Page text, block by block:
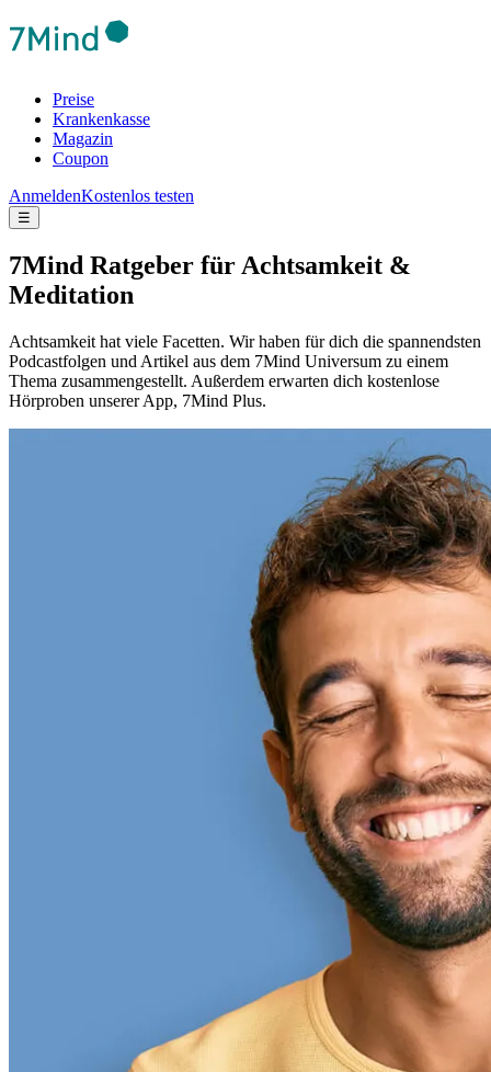
Preise
Krankenkasse
Magazin
Coupon
AnmeldenKostenlos testen
☰
7Mind Ratgeber für Achtsamkeit &
Meditation
Achtsamkeit hat viele Facetten. Wir haben für dich die spannendsten
Podcastfolgen und Artikel aus dem 7Mind Universum zu einem
Thema zusammengestellt. Außerdem erwarten dich kostenlose
Hörproben unserer App, 7Mind Plus.